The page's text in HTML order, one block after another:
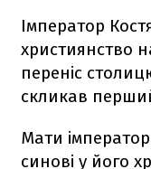
Імператор
християнство
переніс
скликав
Мати
синові у його